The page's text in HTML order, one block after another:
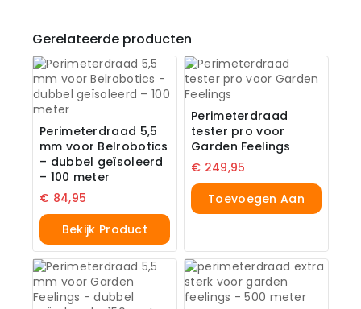
Gerelateerde producten
Perimeterdraad 5,5
mm voor Belrobotics
– dubbel geïsoleerd
– 100 meter
€ 84,95
Bekijk Product
Perimeterdraad
tester pro voor
Garden Feelings
€ 249,95
Toevoegen Aan